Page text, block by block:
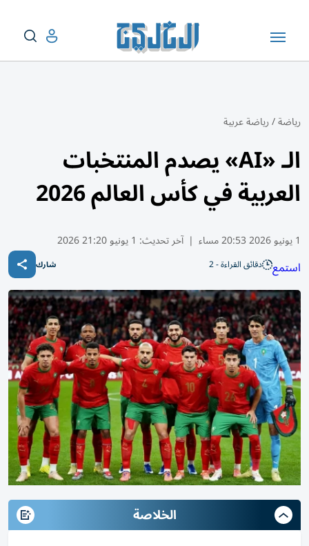
رياضة/رياضة عربية
الـ «AI» يصدم المنتخبات
العربية في كأس العالم 2026
1 يونيو 2026 20:53 مساء | آخر تحديث: 1 يونيو 21:20 2026
استمع دقائق القراءة - 2 شارك
الخلاصة